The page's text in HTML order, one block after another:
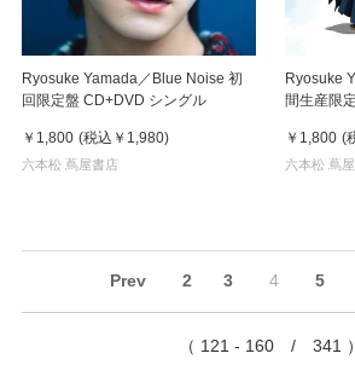
Ryosuke Yamada／Blue Noise 初
回限定盤 CD+DVD シングル
￥1,800 (税込 ￥1,980)
六本松 蔦屋書店
Ryosuke
間生産限
￥1,800 (
六本松 蔦
Prev 2 3 4 5
（ 121 - 160 / 341 ）